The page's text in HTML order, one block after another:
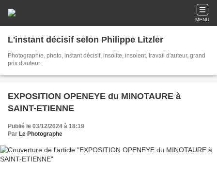
MENU
L'instant décisif selon Philippe Litzler
Photographie, photo, instant décisif, insolite, insolent, travail d'auteur, grand
prix d'auteur
EXPOSITION OPENEYE du MINOTAURE à
SAINT-ETIENNE
Publié le 03/12/2024 à 18:19
Par Le Photographe